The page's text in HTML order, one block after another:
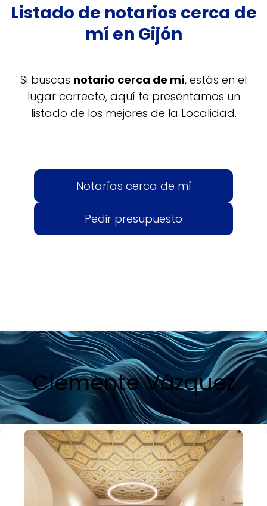
Listado de notarios cerca de
mí en Gijón
Si buscas notario cerca de mí, estás en el
lugar correcto, aquí te presentamos un
listado de los mejores de la Localidad.
Notarías cerca de mí
Pedir presupuesto
Clemente Vázquez